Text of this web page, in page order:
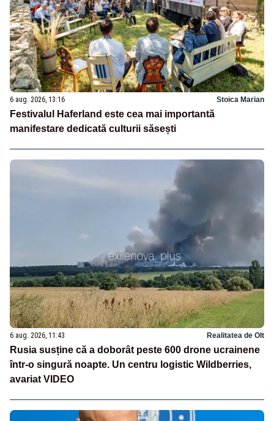
6 aug. 2026, 13:16 Stoica Marian
Festivalul Haferland este cea mai importantă
manifestare dedicată culturii săsești
6 aug. 2026, 11:43 Realitatea de Olt
Rusia susține că a doborât peste 600 drone ucrainene
într-o singură noapte. Un centru logistic Wildberries,
avariat VIDEO